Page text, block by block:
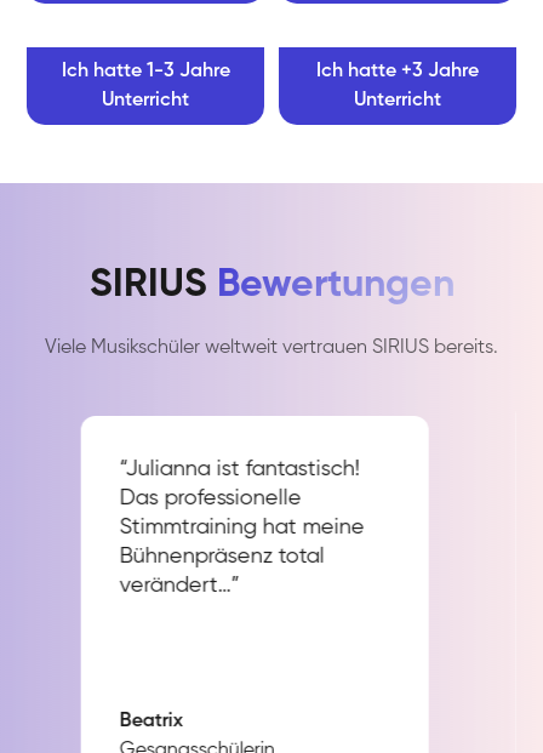
Ich hatte 1-3 Jahre
Unterricht
Ich hatte +3 Jahre
Unterricht
SIRIUS Bewertungen
Viele Musikschüler weltweit vertrauen SIRIUS bereits.
“Julianna ist fantastisch!
Das professionelle
Stimmtraining hat meine
Bühnenpräsenz total
verändert…”
Beatrix